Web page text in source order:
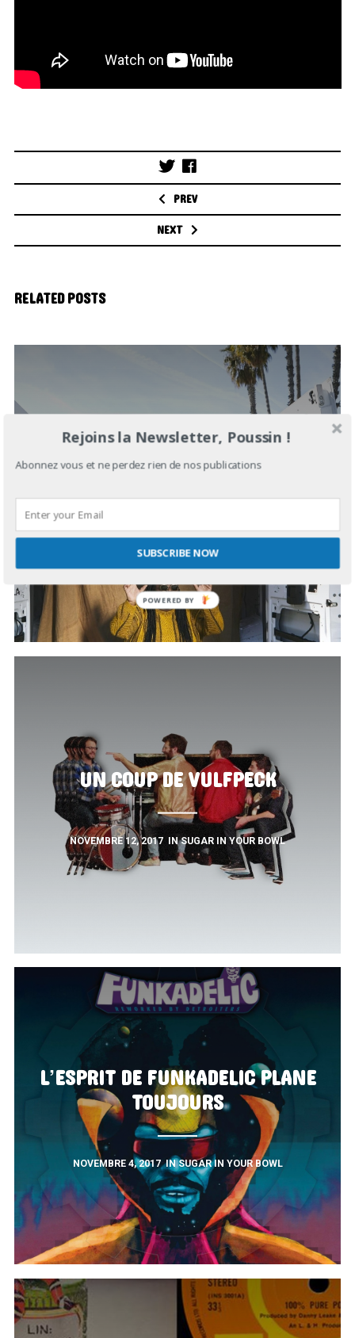
Post
navigation
PREV
NEXT
RELATED POSTS
UN PEU DE SOUL, QUE DIABLE
NOVEMBRE 17, 2019 INSUGAR IN YOUR BOWL
UN COUP DE VULFPECK
NOVEMBRE 12, 2017 INSUGAR IN YOUR BOWL
L’ESPRIT DE FUNKADELIC PLANE
TOUJOURS
NOVEMBRE 4, 2017 INSUGAR IN YOUR BOWL
Rejoins la Newsletter, Poussin !
Abonnez vous et ne perdez rien de nos publications
SUBSCRIBE NOW